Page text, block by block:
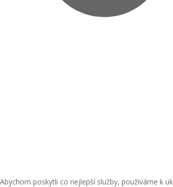
Abychom poskytli co nejlepší služby, používáme k